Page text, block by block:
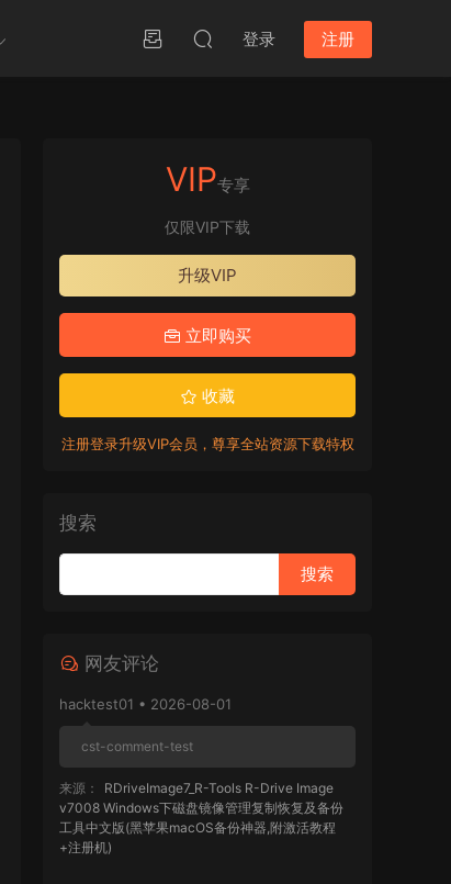
登录 注册
VIP专享
仅限VIP下载
升级VIP
立即购买
收藏
注册登录升级VIP会员，尊享全站资源下载特权
搜索
网友评论
hacktest01 • 2026-08-01
cst-comment-test
来源：
RDriveImage7_R-Tools R-Drive Image
v7008 Windows下磁盘镜像管理复制恢复及备份
工具中文版(黑苹果macOS备份神器,附激活教程
+注册机)